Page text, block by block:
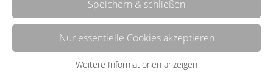
DATENSCHUTZERKLÄRUNG
Speichern & schließen
Nur essentielle Cookies akzeptieren
Weitere Informationen anzeigen